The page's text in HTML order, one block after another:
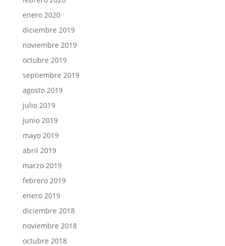
enero 2020
diciembre 2019
noviembre 2019
octubre 2019
septiembre 2019
agosto 2019
julio 2019
junio 2019
mayo 2019
abril 2019
marzo 2019
febrero 2019
enero 2019
diciembre 2018
noviembre 2018
octubre 2018